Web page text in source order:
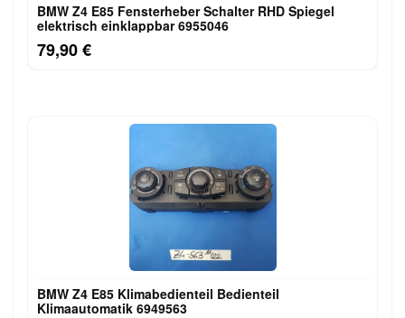
BMW Z4 E85 Fensterheber Schalter RHD Spiegel
elektrisch einklappbar 6955046
79,90 €
BMW Z4 E85 Klimabedienteil Bedienteil
Klimaautomatik 6949563